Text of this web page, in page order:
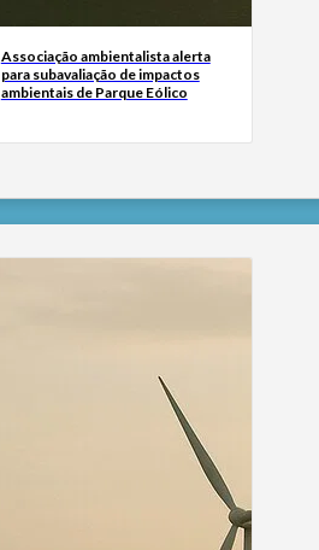
Associação ambientalista alerta
para subavaliação de impactos
ambientais de Parque Eólico